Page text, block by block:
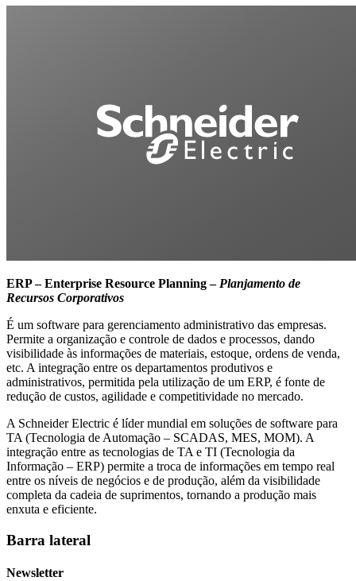
ERP – Enterprise Resource Planning – Planjamento de
Recursos Corporativos
É um software para gerenciamento administrativo das empresas.
Permite a organização e controle de dados e processos, dando
visibilidade às informações de materiais, estoque, ordens de venda,
etc. A integração entre os departamentos produtivos e
administrativos, permitida pela utilização de um ERP, é fonte de
redução de custos, agilidade e competitividade no mercado.
A Schneider Electric é líder mundial em soluções de software para
TA (Tecnologia de Automação – SCADAS, MES, MOM). A
integração entre as tecnologias de TA e TI (Tecnologia da
Informação – ERP) permite a troca de informações em tempo real
entre os níveis de negócios e de produção, além da visibilidade
completa da cadeia de suprimentos, tornando a produção mais
enxuta e eficiente.
Barra lateral
Newsletter